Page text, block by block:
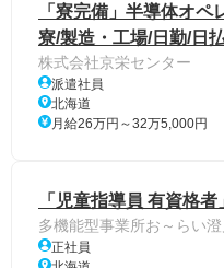
「寮完備」半導体オ
寮/製造・工場/日勤/日
株式会社京栄センター
派遣社員
北海道
月給26万円～32万5,000円
「児童指導員 有資格
多機能型事業所お～らい
正社員